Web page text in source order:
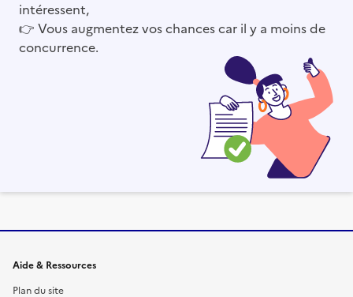
intéressent,
👉 Vous augmentez vos chances car il y a moins de
concurrence.
Informations et liens du site
Aide & Ressources
Plan du site